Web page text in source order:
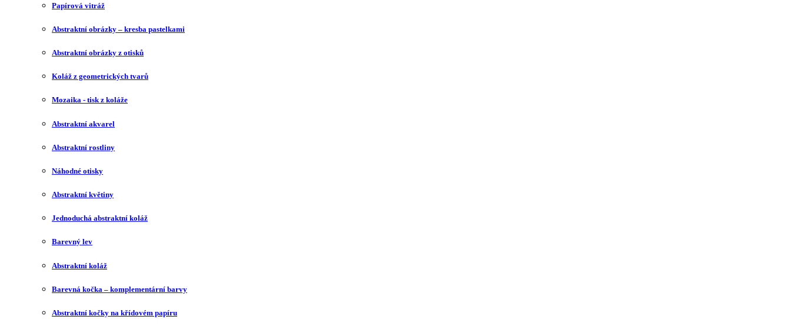
Papírová vitráž
Abstraktní obrázky – kresba pastelkami
Abstraktní obrázky z otisků
Koláž z geometrických tvarů
Mozaika - tisk z koláže
Abstraktní akvarel
Abstraktní rostliny
Náhodné otisky
Abstraktní květiny
Jednoduchá abstraktní koláž
Barevný lev
Abstraktní koláž
Barevná kočka – komplementární barvy
Abstraktní kočky na křídovém papíru